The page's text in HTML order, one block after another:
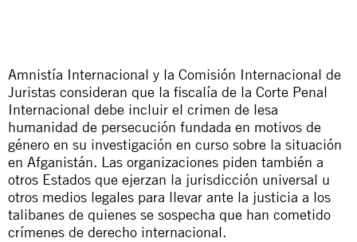
Amnistía Internacional y la Comisión Internacional de
Juristas consideran que la fiscalía de la Corte Penal
Internacional debe incluir el crimen de lesa
humanidad de persecución fundada en motivos de
género en su investigación en curso sobre la situación
en Afganistán. Las organizaciones piden también a
otros Estados que ejerzan la jurisdicción universal u
otros medios legales para llevar ante la justicia a los
talibanes de quienes se sospecha que han cometido
crímenes de derecho internacional.